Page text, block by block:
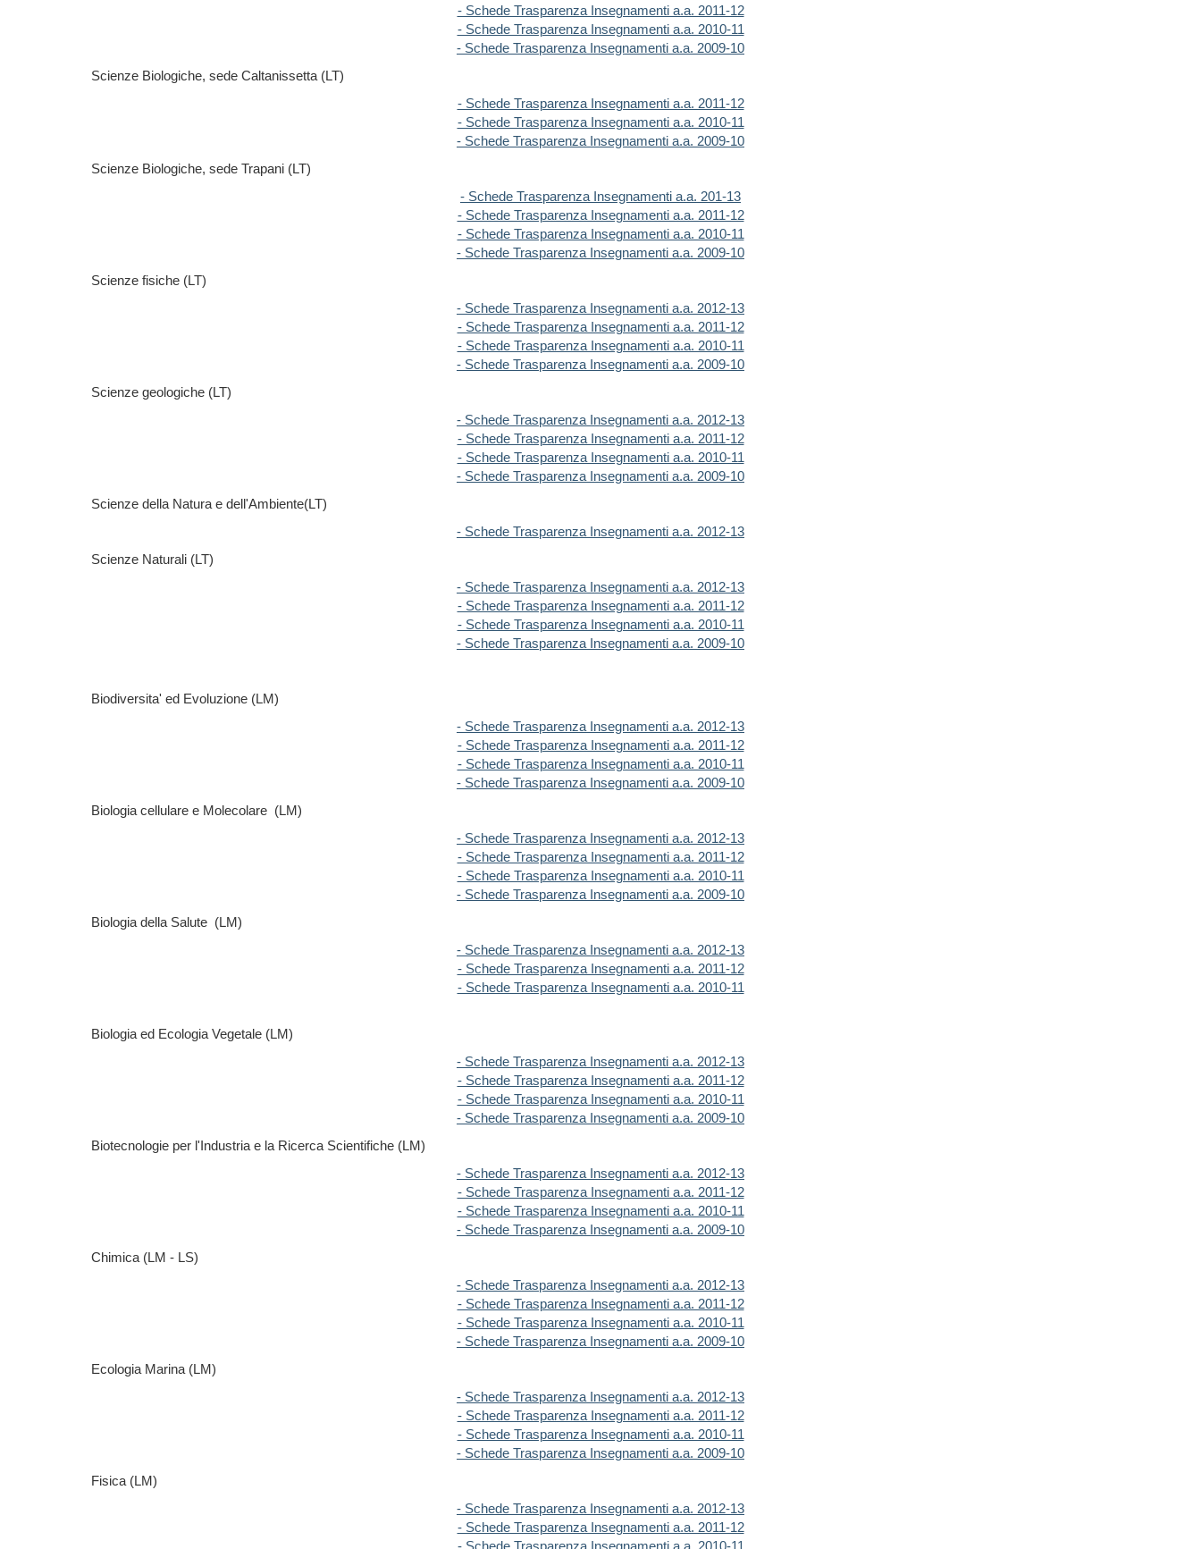
- Schede Trasparenza Insegnamenti a.a. 2011-12
- Schede Trasparenza Insegnamenti a.a. 2010-11
- Schede Trasparenza Insegnamenti a.a. 2009-10
Scienze Biologiche, sede Caltanissetta (LT)
- Schede Trasparenza Insegnamenti a.a. 2011-12
- Schede Trasparenza Insegnamenti a.a. 2010-11
- Schede Trasparenza Insegnamenti a.a. 2009-10
Scienze Biologiche, sede Trapani (LT)
- Schede Trasparenza Insegnamenti a.a. 201-13
- Schede Trasparenza Insegnamenti a.a. 2011-12
- Schede Trasparenza Insegnamenti a.a. 2010-11
- Schede Trasparenza Insegnamenti a.a. 2009-10
Scienze fisiche (LT)
- Schede Trasparenza Insegnamenti a.a. 2012-13
- Schede Trasparenza Insegnamenti a.a. 2011-12
- Schede Trasparenza Insegnamenti a.a. 2010-11
- Schede Trasparenza Insegnamenti a.a. 2009-10
Scienze geologiche (LT)
- Schede Trasparenza Insegnamenti a.a. 2012-13
- Schede Trasparenza Insegnamenti a.a. 2011-12
- Schede Trasparenza Insegnamenti a.a. 2010-11
- Schede Trasparenza Insegnamenti a.a. 2009-10
Scienze della Natura e dell'Ambiente(LT)
- Schede Trasparenza Insegnamenti a.a. 2012-13
Scienze Naturali (LT)
- Schede Trasparenza Insegnamenti a.a. 2012-13
- Schede Trasparenza Insegnamenti a.a. 2011-12
- Schede Trasparenza Insegnamenti a.a. 2010-11
- Schede Trasparenza Insegnamenti a.a. 2009-10
Biodiversita' ed Evoluzione (LM)
- Schede Trasparenza Insegnamenti a.a. 2012-13
- Schede Trasparenza Insegnamenti a.a. 2011-12
- Schede Trasparenza Insegnamenti a.a. 2010-11
- Schede Trasparenza Insegnamenti a.a. 2009-10
Biologia cellulare e Molecolare (LM)
- Schede Trasparenza Insegnamenti a.a. 2012-13
- Schede Trasparenza Insegnamenti a.a. 2011-12
- Schede Trasparenza Insegnamenti a.a. 2010-11
- Schede Trasparenza Insegnamenti a.a. 2009-10
Biologia della Salute (LM)
- Schede Trasparenza Insegnamenti a.a. 2012-13
- Schede Trasparenza Insegnamenti a.a. 2011-12
- Schede Trasparenza Insegnamenti a.a. 2010-11
Biologia ed Ecologia Vegetale (LM)
- Schede Trasparenza Insegnamenti a.a. 2012-13
- Schede Trasparenza Insegnamenti a.a. 2011-12
- Schede Trasparenza Insegnamenti a.a. 2010-11
- Schede Trasparenza Insegnamenti a.a. 2009-10
Biotecnologie per l'Industria e la Ricerca Scientifiche (LM)
- Schede Trasparenza Insegnamenti a.a. 2012-13
- Schede Trasparenza Insegnamenti a.a. 2011-12
- Schede Trasparenza Insegnamenti a.a. 2010-11
- Schede Trasparenza Insegnamenti a.a. 2009-10
Chimica (LM - LS)
- Schede Trasparenza Insegnamenti a.a. 2012-13
- Schede Trasparenza Insegnamenti a.a. 2011-12
- Schede Trasparenza Insegnamenti a.a. 2010-11
- Schede Trasparenza Insegnamenti a.a. 2009-10
Ecologia Marina (LM)
- Schede Trasparenza Insegnamenti a.a. 2012-13
- Schede Trasparenza Insegnamenti a.a. 2011-12
- Schede Trasparenza Insegnamenti a.a. 2010-11
- Schede Trasparenza Insegnamenti a.a. 2009-10
Fisica (LM)
- Schede Trasparenza Insegnamenti a.a. 2012-13
- Schede Trasparenza Insegnamenti a.a. 2011-12
- Schede Trasparenza Insegnamenti a.a. 2010-11